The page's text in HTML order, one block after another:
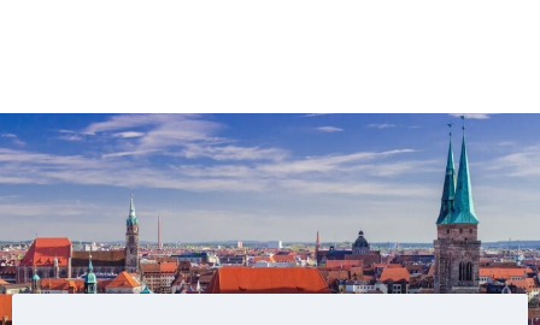
Gewichtsmanagement
Grundlagen der Ernährungsmedizin
Grundlagen der Phytotherapie
Heilpflanzenkunde
Heilpraktiker/-in
Pflanzenkunde in der Ernährung
Sportmedizin Tierernährungsberater/in